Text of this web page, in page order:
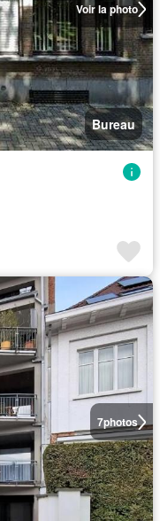
Voir la photo
Bureau
7photos